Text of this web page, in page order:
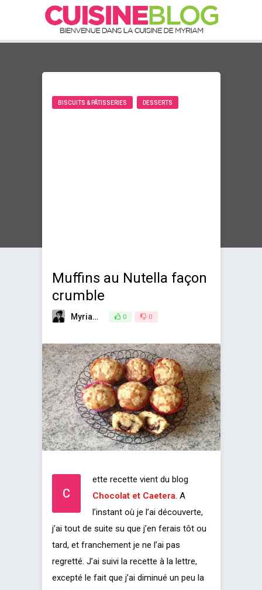
BISCUITS & PÂTISSERIES DESSERTS
Muffins au Nutella façon
crumble
Myriam 25 septembre 2014
0 0
C
ette recette vient du blog
Chocolat et Caetera . A
l’instant où je l’ai découverte,
j’ai tout de suite su que j’en ferais tôt ou
tard, et franchement je ne l’ai pas
regretté. J’ai suivi la recette à la lettre,
excepté le fait que j’ai diminué un peu la